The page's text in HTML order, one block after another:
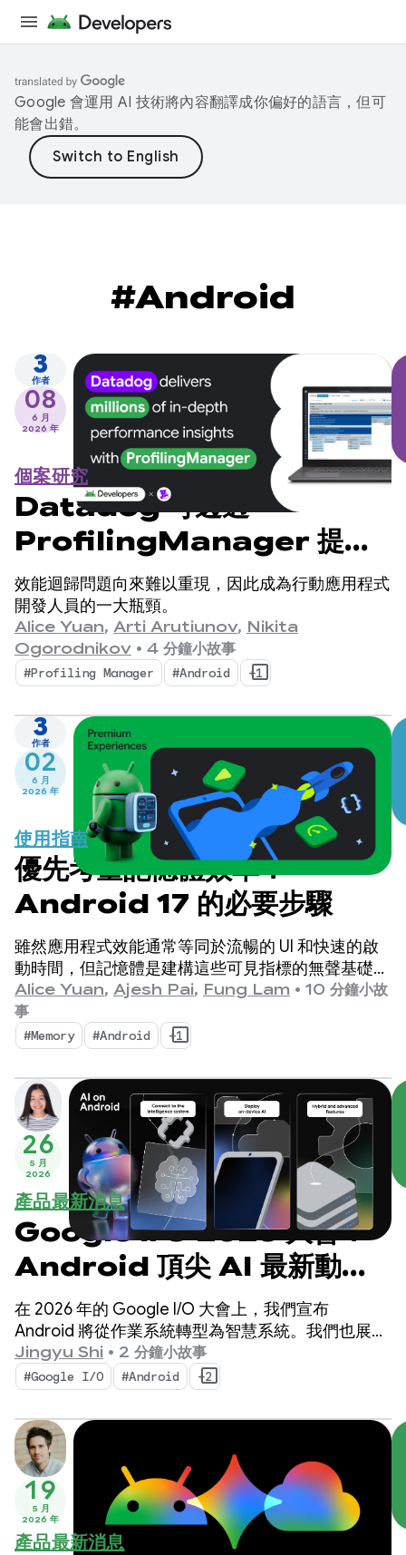
Google 會運用 AI 技術將內容翻譯成你偏好的語言，但可
能會出錯。
#Android
3
作者
08
6 月
2026 年
個案研究
Datadog 可透過
ProfilingManager 提供
數百萬筆深入的效能洞察資料
效能迴歸問題向來難以重現，因此成為行動應用程式
開發人員的一大瓶頸。
Alice Yuan, Arti Arutiunov, Nikita
Ogorodnikov • 4 分鐘小故事
#Profiling Manager #Android +1
3
作者
02
6 月
2026 年
使用指南
優先考量記憶體效率：
Android 17 的必要步驟
雖然應用程式效能通常等同於流暢的 UI 和快速的啟
動時間，但記憶體是建構這些可見指標的無聲基礎。
眾所皆知，裝置記憶體的重要性與日俱增。
Alice Yuan, Ajesh Pai, Fung Lam • 10 分鐘小故
事
#Memory #Android +1
26
5 月
2026
產品最新消息
Google I/O 2026 大會：
Android 頂尖 AI 最新動
態，打造智慧體驗
在 2026 年的 Google I/O 大會上，我們宣布
Android 將從作業系統轉型為智慧系統。我們也展示
了如何使用系統原生建構智慧體驗，並將 Google AI
的強大功能帶入應用程式。
Jingyu Shi • 2 分鐘小故事
#Google I/O #Android +2
19
5 月
2026 年
產品最新消息